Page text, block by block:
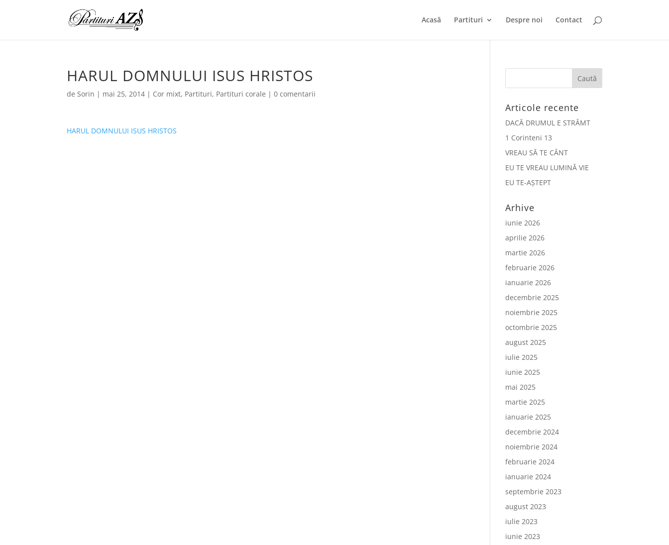
Acasă Partituri Despre noi Contact
HARUL DOMNULUI ISUS HRISTOS
deSorin | mai 25, 2014 | Cor mixt, Partituri, Partituri corale |0 comentarii
HARUL DOMNULUI ISUS HRISTOS
Articole recente
DACĂ DRUMUL E STRÂMT
1 Corinteni 13
VREAU SĂ TE CÂNT
EU TE VREAU LUMINĂ VIE
EU TE-AȘTEPT
Arhive
iunie 2026
aprilie 2026
martie 2026
februarie 2026
ianuarie 2026
decembrie 2025
noiembrie 2025
octombrie 2025
august 2025
iulie 2025
iunie 2025
mai 2025
martie 2025
ianuarie 2025
decembrie 2024
noiembrie 2024
februarie 2024
ianuarie 2024
septembrie 2023
august 2023
iulie 2023
iunie 2023